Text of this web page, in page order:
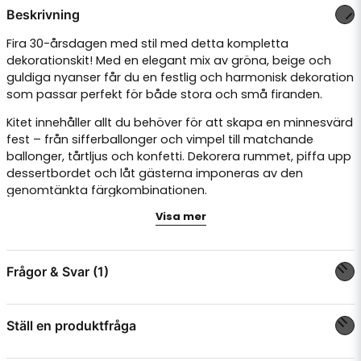
Beskrivning
Fira 30-årsdagen med stil med detta kompletta
dekorationskit! Med en elegant mix av gröna, beige och
guldiga nyanser får du en festlig och harmonisk dekoration
som passar perfekt för både stora och små firanden.
Kitet innehåller allt du behöver för att skapa en minnesvärd
fest – från sifferballonger och vimpel till matchande
ballonger, tårtljus och konfetti. Dekorera rummet, piffa upp
dessertbordet och låt gästerna imponeras av den
genomtänkta färgkombinationen.
(86 cm) som kan fyllas med luft eller helium.
✅Vimpel "Happy Birthday"
placering.
Visa mer
Frågor & Svar (1)
Camilla Andersson frågade
Ställ en produktfråga